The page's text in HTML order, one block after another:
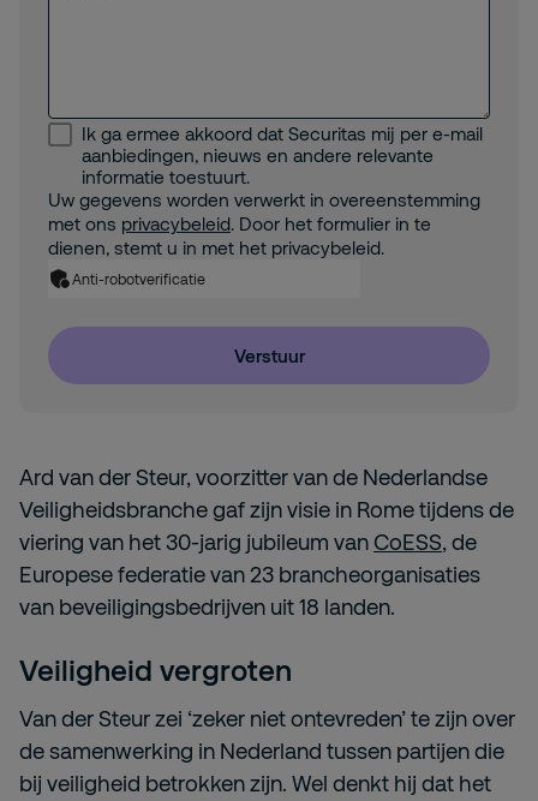
Ard van der Steur, voorzitter van de Nederlandse
Veiligheidsbranche gaf zijn visie in Rome tijdens de
viering van het 30-jarig jubileum van CoESS, de
Europese federatie van 23 brancheorganisaties
van beveiligingsbedrijven uit 18 landen.
Veiligheid vergroten
Van der Steur zei ‘zeker niet ontevreden’ te zijn over
de samenwerking in Nederland tussen partijen die
bij veiligheid betrokken zijn. Wel denkt hij dat het
Ik ga ermee akkoord dat Securitas mij per e-mail
aanbiedingen, nieuws en andere relevante
informatie toestuurt.
Uw gegevens worden verwerkt in overeenstemming
met ons privacybeleid. Door het formulier in te
dienen, stemt u in met het privacybeleid.
Anti-robotverificatie
Verstuur